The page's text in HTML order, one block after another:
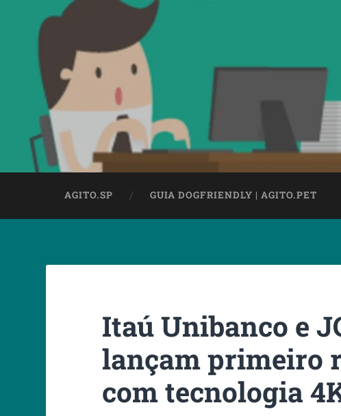
AGITO.SP GUIA DOGFRIENDLY | AGITO.PET
Itaú Unibanco e
lançam primeiro
com tecnologia